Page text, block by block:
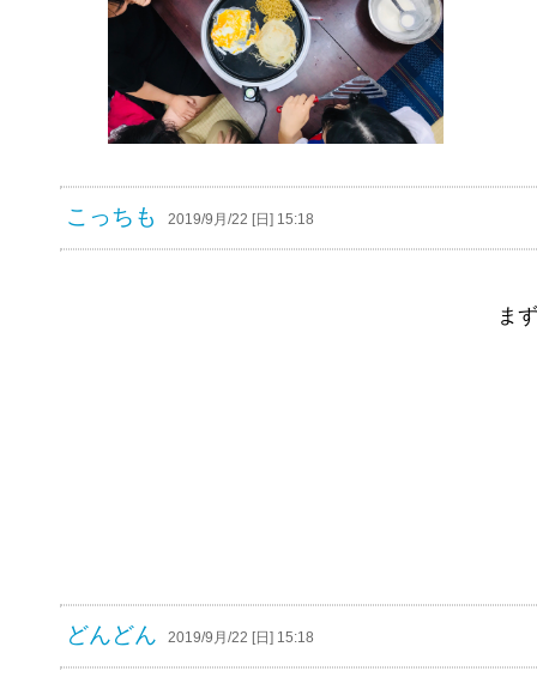
こっちも 2019/9月/22 [日] 15:18
ま
どんどん 2019/9月/22 [日] 15:18